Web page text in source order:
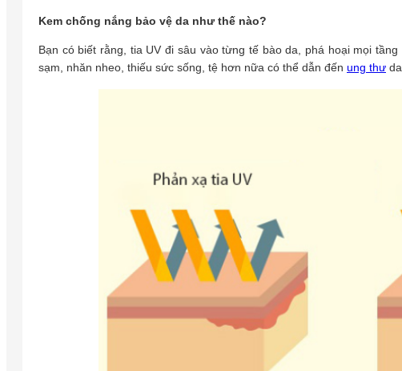
Kem chống nắng bảo vệ da như thế nào?
Bạn có biết rằng, tia UV đi sâu vào từng tế bào da, phá hoại mọi
sạm, nhăn nheo, thiếu sức sống, tệ hơn nữa có thể dẫn đến ung thư